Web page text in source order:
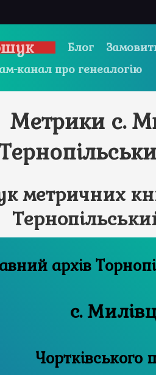
Блог
канал про генеалогію
Метрики с.
метричних
Державний
с.
Чортківського